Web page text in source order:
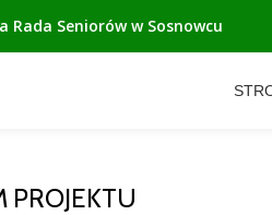
Rada Seniorów w Sosnowcu
PROJEKTU